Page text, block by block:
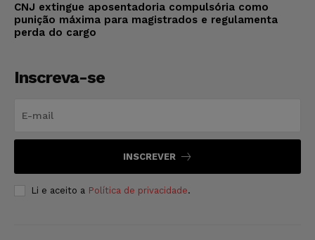
CNJ extingue aposentadoria compulsória como
punição máxima para magistrados e regulamenta
perda do cargo
Inscreva-se
INSCREVER
Li e aceito a Política de privacidade.